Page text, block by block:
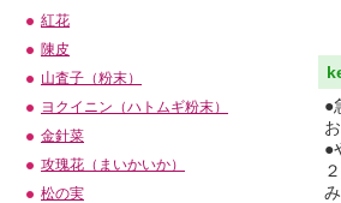
●
●
紅花
陳皮
山査子（粉末）
ヨクイニン（ハトムギ粉末）
金針菜
攻瑰花（まいかいか）
松の実